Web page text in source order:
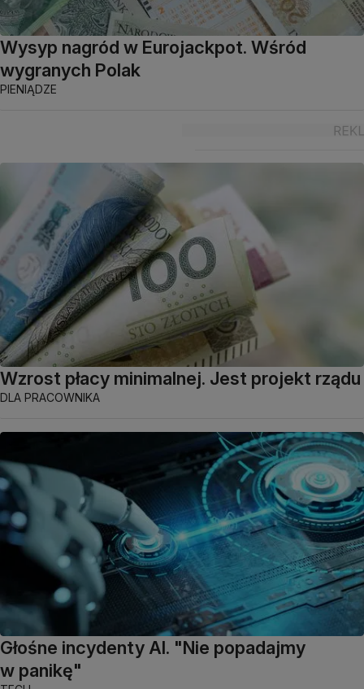
Wysyp nagród w Eurojackpot. Wśród
wygranych Polak
PIENIĄDZE
Wzrost płacy minimalnej. Jest projekt rządu
DLA PRACOWNIKA
Głośne incydenty AI. "Nie popadajmy
w panikę"